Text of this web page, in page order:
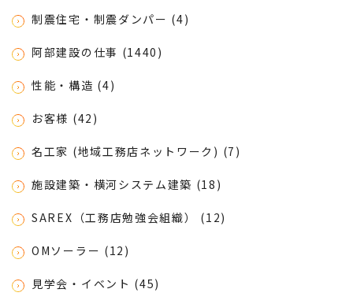
制震住宅・制震ダンパー (4)
阿部建設の仕事 (1440)
性能・構造 (4)
お客様 (42)
名工家 (地域工務店ネットワーク) (7)
施設建築・横河システム建築 (18)
SAREX（工務店勉強会組織） (12)
OMソーラー (12)
見学会・イベント (45)